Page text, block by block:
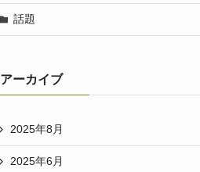
話題
アーカイブ
2025年8月
2025年6月